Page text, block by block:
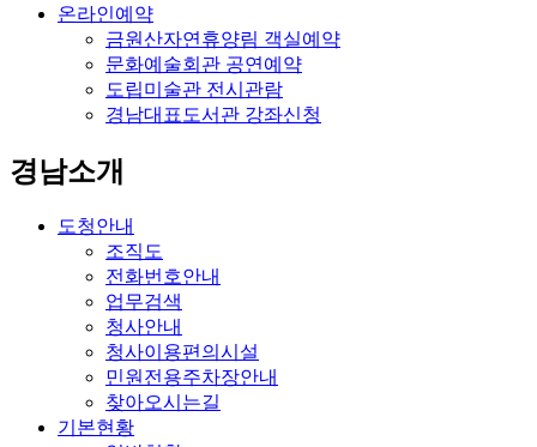
온라인예약
금원산자연휴양림 객실예약
문화예술회관 공연예약
도립미술관 전시관람
경남대표도서관 강좌신청
경남소개
도청안내
조직도
전화번호안내
업무검색
청사안내
청사이용편의시설
민원전용주차장안내
찾아오시는길
기본현황